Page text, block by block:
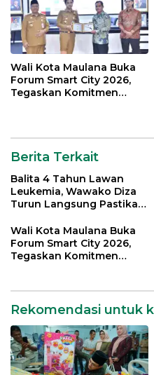
Wali Kota Maulana Buka
Forum Smart City 2026,
Tegaskan Komitmen
Berita Terkait
Balita 4 Tahun Lawan
Leukemia, Wawako Diza
Turun Langsung Pastikan
Wali Kota Maulana Buka
Forum Smart City 2026,
Tegaskan Komitmen
Rekomendasi untuk